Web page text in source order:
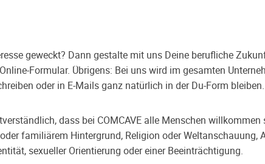
geweckt? Dann gestalte mit uns Deine berufliche
Formular. Übrigens: Bei uns wird im gesamten
oder in E-Mails ganz natürlich in der Du-Form bleiben.
dass bei COMCAVE alle Menschen
familiärem Hintergrund, Religion oder Weltanschauung,
sexueller Orientierung oder einer Beeinträchtigung.